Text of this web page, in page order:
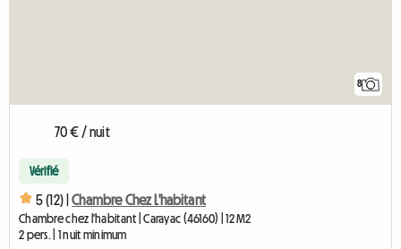
8
70 € / nuit
Vérifié
5 (12) | Chambre Chez L'habitant
Chambre chez l'habitant | Carayac (46160) | 12 M2
2 pers. | 1 nuit minimum